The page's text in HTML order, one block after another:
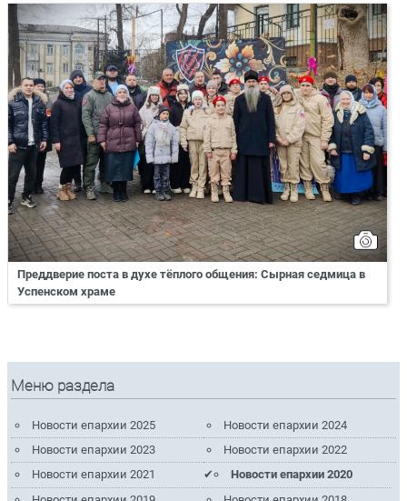
Преддверие поста в духе тёплого общения: Сырная седмица в
Успенском храме
Меню раздела
Новости епархии 2025
Новости епархии 2024
Новости епархии 2023
Новости епархии 2022
Новости епархии 2021
Новости епархии 2020